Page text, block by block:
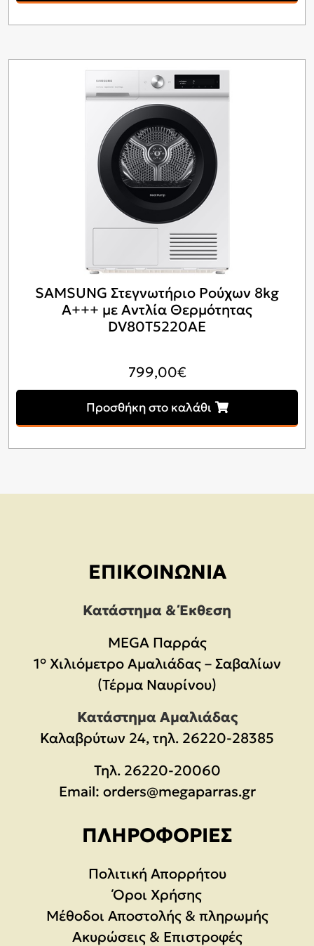
SAMSUNG Στεγνωτήριο Ρούχων 8kg
A+++ με Αντλία Θερμότητας
DV80T5220AE
799,00€
Προσθήκη στο καλάθι
ΕΠΙΚΟΙΝΩΝΊΑ
Κατάστημα & Έκθεση
MEGA Παρράς
1° Χιλιόμετρο Αμαλιάδας – Σαβαλίων
(Τέρμα Ναυρίνου)
Κατάστημα Αμαλιάδας
Καλαβρύτων 24, τηλ. 26220-28385
Τηλ. 26220-20060
Email: orders@megaparras.gr
ΠΛΗΡΟΦΟΡΊΕΣ
Πολιτική Απορρήτου
Όροι Χρήσης
Μέθοδοι Αποστολής & πληρωμής
Ακυρώσεις & Επιστροφές